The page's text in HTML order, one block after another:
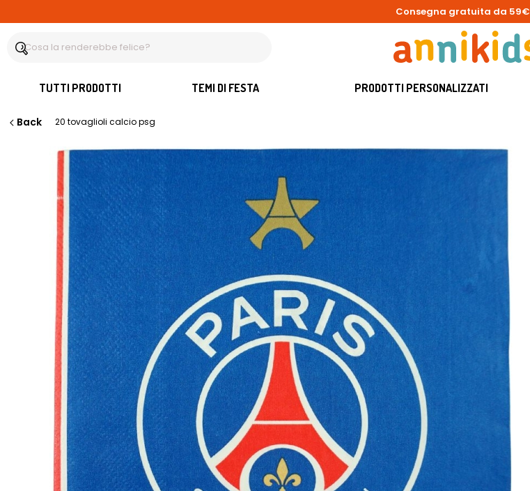
Consegna gratuita da 59€
TUTTI PRODOTTI TEMI DI FESTA PRODOTTI PERSONALIZZATI
Back 20 tovaglioli calcio psg